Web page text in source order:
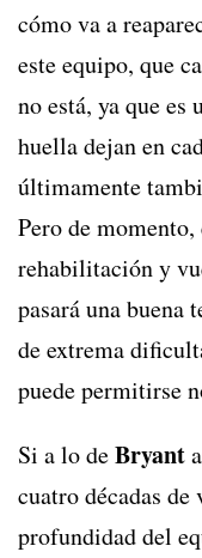
cómo va a
este equipo, que
no está, ya que es
huella dejan en
últimamente
Pero de
rehabilitación y
pasará una buena
de extrema
puede permitirse
Si a lo deBryant
cuatro décadas
profundidad del